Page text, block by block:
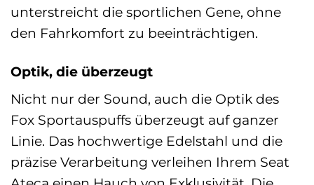
unterstreicht die sportlichen Gene, ohne
den Fahrkomfort zu beeinträchtigen.
Optik, die überzeugt
Nicht nur der Sound, auch die Optik des
Fox Sportauspuffs überzeugt auf ganzer
Linie. Das hochwertige Edelstahl und die
präzise Verarbeitung verleihen Ihrem Seat